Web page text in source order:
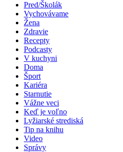
Pred/Školák
Vychovávame
Žena
Zdravie
Recepty
Podcasty
V kuchyni
Doma
Šport
Kariéra
Starnutie
Vážne veci
Keď je voľno
Lyžiarské strediská
Tip na knihu
Video
Správy